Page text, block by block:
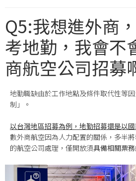
Q5:我想進外商
考地勤，我會不
商航空公司招募
地勤職缺由於工作地點及條件取代性等
制」。
以台灣地區招募為例，地勤招募還是以
數外商航空因為人力配置的關係，多半
的航空公司處理，僅開放須具備相關票